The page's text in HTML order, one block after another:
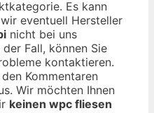
Es kann
eventuell Hersteller
nicht bei uns
Fall, können Sie
kontaktieren.
Kommentaren
Wir möchten Ihnen
keinen wpc fliesen